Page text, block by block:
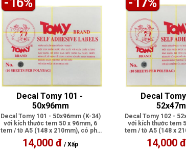
Decal Tomy 101 -
50x96mm
Decal Tomy 101 - 50x96mm (K-34)
với kích thước tem 50 x 96mm, 6
tem / tờ A5 (148 x 210mm), có phủ
lớ..
14,000 đ / Xấp
Decal
Decal Tomy 102 -
với kích thước tem
tem / tờ A5 (148 x
lớp..
14,000 đ